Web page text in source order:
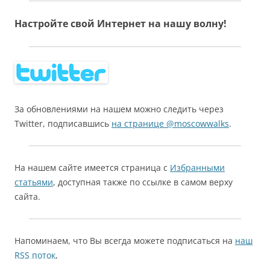
Настройте свой Интернет на нашу волну!
За обновлениями на нашем можно следить через
Twitter, подписавшись на странице @moscowwalks.
На нашем сайте имеется страница с Избранными
статьями, доступная также по ссылке в самом верху
сайта.
Напоминаем, что Вы всегда можете подписаться на наш
RSS поток,